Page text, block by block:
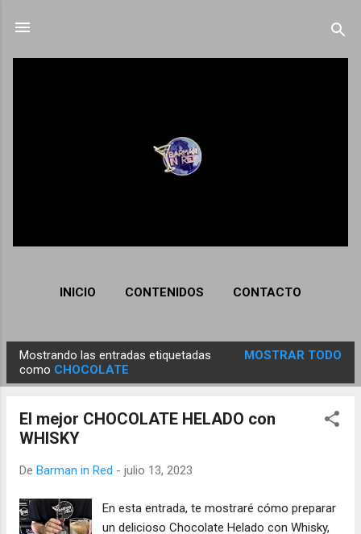
INICIO CONTENIDOS CONTACTO
n
Mostrando las entradas etiquetadas
como CHOCOLATE
MOSTRAR TODO
El mejor CHOCOLATE HELADO con
WHISKY
De Barman in Red - julio 13, 2023
En esta entrada, te mostraré cómo preparar
un delicioso Chocolate Helado con Whisky,